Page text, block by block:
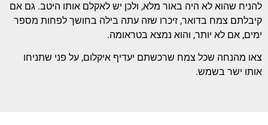
להניח שהוא לא היה באור מלא, ולכן יש לאקלם אותו היטב. גם אם
קיבלתם צמח בדואר, זיכרו שזה עתה בילה בחושך לפחות מספר
ימים, אם לא יותר, והוא נמצא בטראומה.
צאו מהנחה שכל צמח שרכשתם יעדיף איקלום, על פני שתניחו
אותו ישר בשמש.